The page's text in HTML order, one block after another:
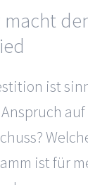
ist
ist für